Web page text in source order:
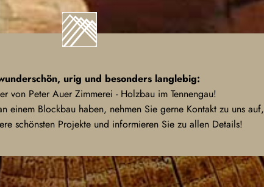
urig und besonders langlebig:
von Peter Auer Zimmerei - Holzbau im Tennengau!
einem Blockbau haben, nehmen Sie gerne Kontakt zu uns auf,
schönsten Projekte und informieren Sie zu allen Details!